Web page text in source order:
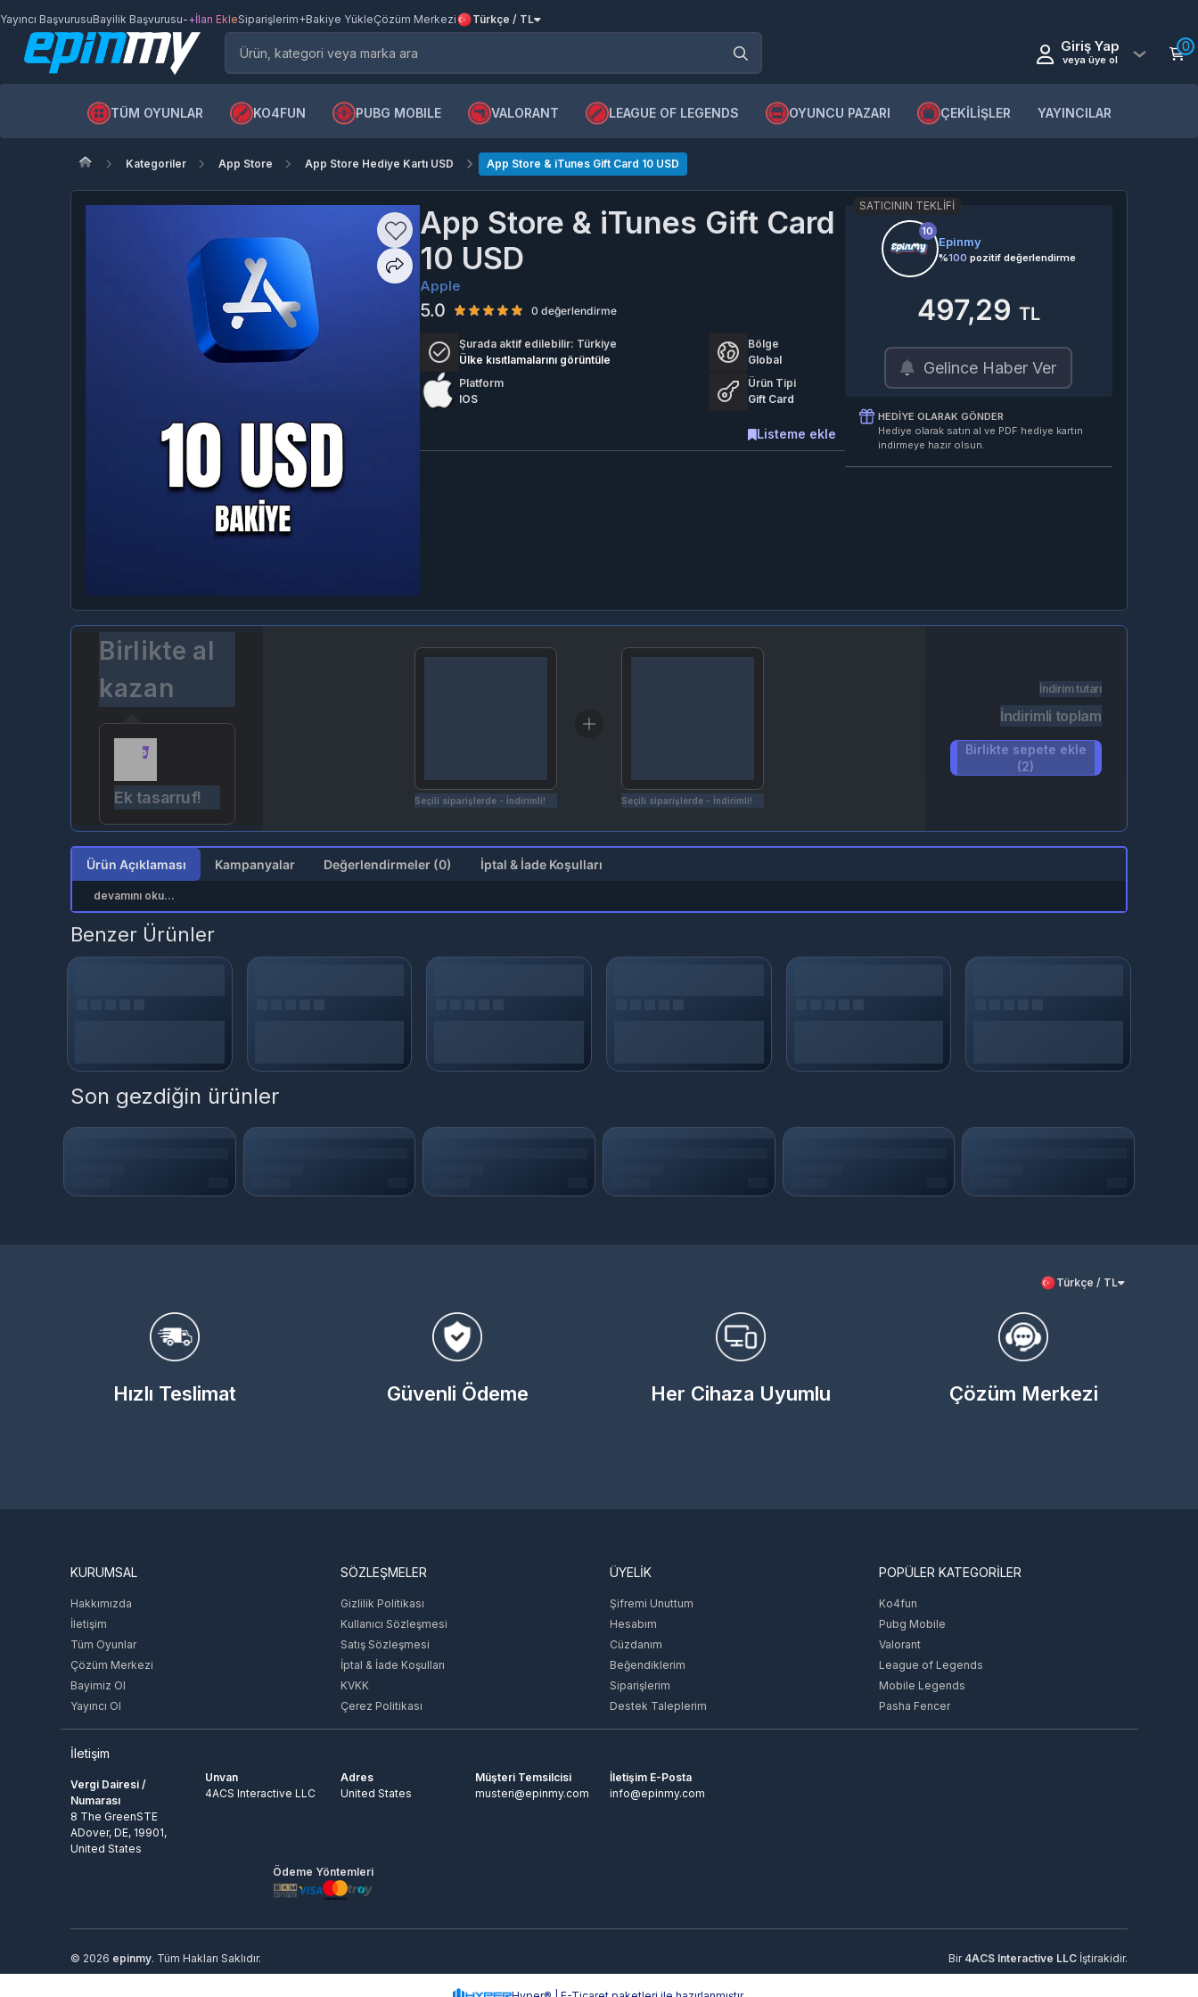
Yayıncı BaşvurusuBayilik Başvurusu-+İlan EkleSiparişlerim+Bakiye YükleÇözüm Merkezi Türkçe / TL
Giriş Yap
veya üye ol
0
TÜM OYUNLAR KO4FUN PUBG MOBILE VALORANT LEAGUE OF LEGENDS OYUNCU PAZARI ÇEKİLİŞLER YAYINCILAR
Kategoriler App Store App Store Hediye Kartı USD App Store & iTunes Gift Card 10 USD
App Store & iTunes Gift Card
10 USD
Apple
5.0 0 değerlendirme
Şurada aktif edilebilir: Türkiye
Ülke kısıtlamalarını görüntüle
Bölge
Global
Platform
IOS
Ürün Tipi
Gift Card
Listeme ekle
SATICININ TEKLIFI
10
Epinmy
%100 pozitif değerlendirme
497,29 TL
Gelince Haber Ver
HEDIYE OLARAK GÖNDER
Hediye olarak satın al ve PDF hediye kartın
indirmeye hazır olsun.
Birlikte al
kazan
Ek tasarruf! Seçili siparişlerde - İndirimli! Seçili siparişlerde - İndirimli!
İndirim tutarı
İndirimli toplam
Birlikte sepete ekle
(2)
Ürün Açıklaması Kampanyalar Değerlendirmeler (0) İptal & İade Koşulları
devamını oku...
Benzer Ürünler
Son gezdiğin ürünler
Türkçe / TL
Hızlı Teslimat Güvenli Ödeme Her Cihaza Uyumlu Çözüm Merkezi
KURUMSAL
Hakkımızda
İletişim
Tüm Oyunlar
Çözüm Merkezi
Bayimiz Ol
Yayıncı Ol
SÖZLEŞMELER
Gizlilik Politikası
Kullanıcı Sözleşmesi
Satış Sözleşmesi
İptal & İade Koşulları
KVKK
Çerez Politikası
ÜYELİK
Şifremi Unuttum
Hesabım
Cüzdanım
Beğendiklerim
Siparişlerim
Destek Taleplerim
POPÜLER KATEGORİLER
Ko4fun
Pubg Mobile
Valorant
League of Legends
Mobile Legends
Pasha Fencer
İletişim
Vergi Dairesi /
Numarası
8 The GreenSTE
ADover, DE, 19901,
United States
Unvan
4ACS Interactive LLC
Adres
United States
Müşteri Temsilcisi
musteri@epinmy.com
İletişim E-Posta
info@epinmy.com
Ödeme Yöntemleri
© 2026 epinmy. Tüm Hakları Saklıdır. Bir 4ACS Interactive LLCİştirakidir.